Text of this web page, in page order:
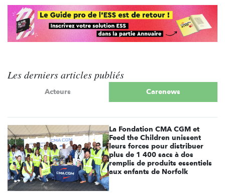
Les derniers articles publiés
Acteurs Carenews
La Fondation CMA CGM et
Feed the Children unissent
leurs forces pour distribuer
plus de 1 400 sacs à dos
remplis de produits essentiels
aux enfants de Norfolk